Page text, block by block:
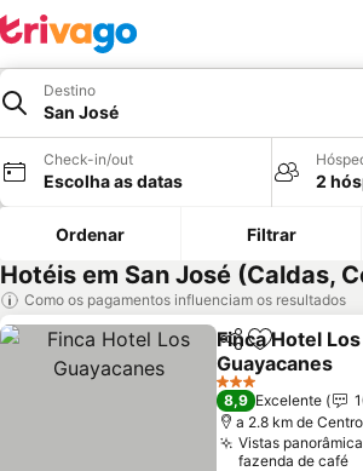
Destino
San José
Check-in/out
Escolha as datas 2
Ordenar Filtrar
Hotéis em San José (Caldas,
Como os pagamentos influenciam os resultados
PartilharAdicionar
Finca Hotel Los
Guayacanes
Ver preços
3 Estrelas
8,9 Excelente
a 2.8 km de
Vistas
fazenda de café